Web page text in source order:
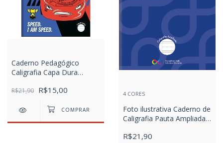
Caderno Pedagógico
Caligrafia Capa Dura
R$21,90 R$15,00 4 CORES
Foto ilustrativa Caderno de
Caligrafia Pauta Ampliada
Neuro 40 Folhas Foto
R$21,90